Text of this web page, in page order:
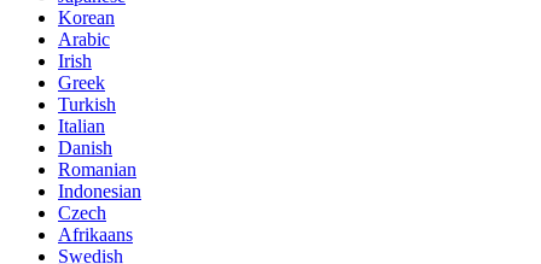
Korean
Arabic
Irish
Greek
Turkish
Italian
Danish
Romanian
Indonesian
Czech
Afrikaans
Swedish